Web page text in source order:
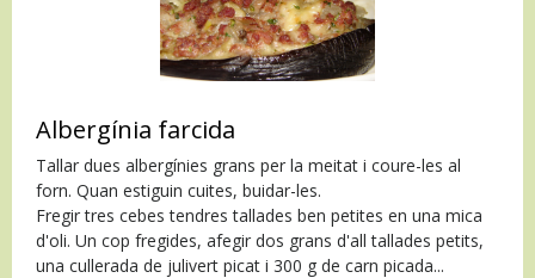
Albergínia farcida
Tallar dues albergínies grans per la meitat i coure-les al
forn. Quan estiguin cuites, buidar-les.
Fregir tres cebes tendres tallades ben petites en una mica
d'oli. Un cop fregides, afegir dos grans d'all tallades petits,
una cullerada de julivert picat i 300 g de carn picada...